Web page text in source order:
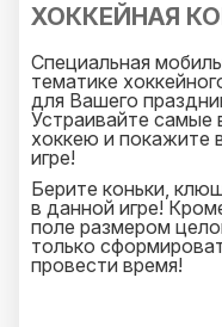
ХОККЕЙНАЯ
Специальная
тематике
для Вашего
Устраивайте самые
хоккею и покажите
игре!
Берите коньки,
в данной игре!
поле размером
только
провести время!